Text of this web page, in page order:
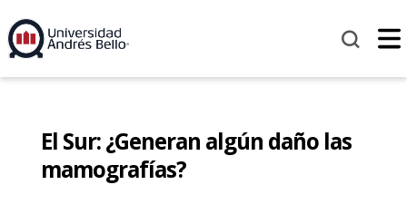
El Sur: ¿Generan algún daño las
mamografías?